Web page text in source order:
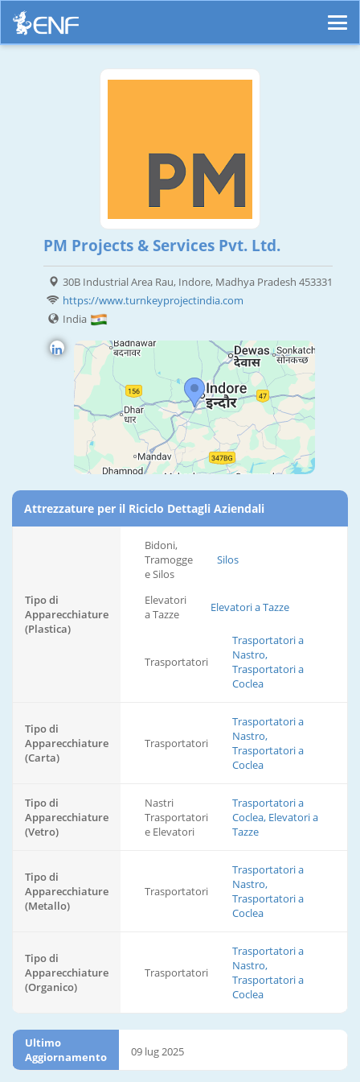
PM Projects & Services Pvt. Ltd.
30B Industrial Area Rau, Indore, Madhya Pradesh 453331
https://www.turnkeyprojectindia.com
India
Attrezzature per il Riciclo Dettagli Aziendali
Tipo di
Apparecchiature
(Plastica)
Bidoni,
Tramogge
e Silos
Silos
Elevatori
a Tazze
Elevatori a Tazze
Trasportatori
Trasportatori a
Nastro,
Trasportatori a
Coclea
Tipo di
Apparecchiature
(Carta)
Trasportatori
Trasportatori a
Nastro,
Trasportatori a
Coclea
Tipo di
Apparecchiature
(Vetro)
Nastri
Trasportatori
e Elevatori
Trasportatori a
Coclea, Elevatori a
Tazze
Tipo di
Apparecchiature
(Metallo)
Trasportatori
Trasportatori a
Nastro,
Trasportatori a
Coclea
Tipo di
Apparecchiature
(Organico)
Trasportatori
Trasportatori a
Nastro,
Trasportatori a
Coclea
Ultimo
Aggiornamento
09 lug 2025